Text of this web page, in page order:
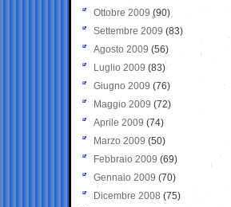
Ottobre 2009 (90)
Settembre 2009 (83)
Agosto 2009 (56)
Luglio 2009 (83)
Giugno 2009 (76)
Maggio 2009 (72)
Aprile 2009 (74)
Marzo 2009 (50)
Febbraio 2009 (69)
Gennaio 2009 (70)
Dicembre 2008 (75)